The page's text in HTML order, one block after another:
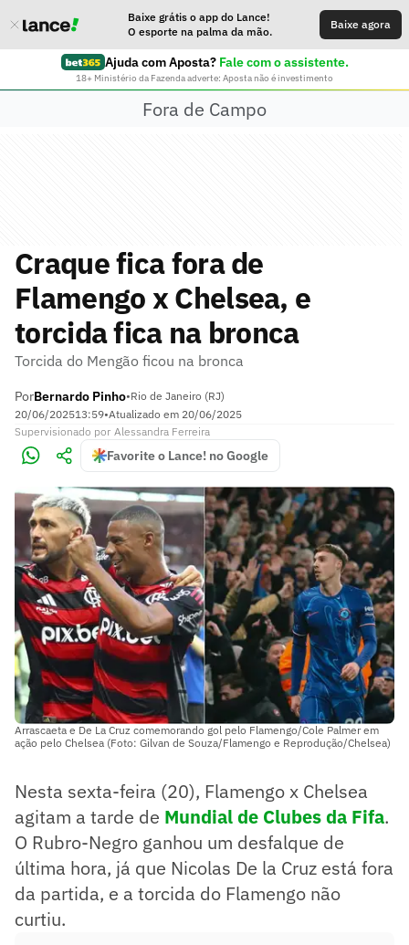
Baixe grátis o app do Lance!
O esporte na palma da mão.
Baixe agora
Ajuda com Aposta? Fale com o assistente.
18+ Ministério da Fazenda adverte: Aposta não é investimento
Fora de Campo
Craque fica fora de
Flamengo x Chelsea, e
torcida fica na bronca
Torcida do Mengão ficou na bronca
PorBernardo Pinho•Rio de Janeiro (RJ)
20/06/202513:59•Atualizado em 20/06/2025
Supervisionado por Alessandra Ferreira
Favorite o Lance! no Google
Arrascaeta e De La Cruz comemorando gol pelo Flamengo/Cole Palmer em
ação pelo Chelsea (Foto: Gilvan de Souza/Flamengo e Reprodução/Chelsea)
Nesta sexta-feira (20), Flamengo x Chelsea
agitam a tarde de Mundial de Clubes da Fifa.
O Rubro-Negro ganhou um desfalque de
última hora, já que Nicolas De la Cruz está fora
da partida, e a torcida do Flamengo não
curtiu.